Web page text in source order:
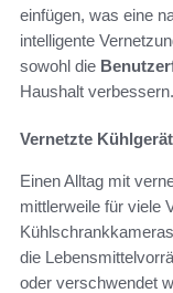
einfügen, was eine
intelligente
sowohl die
Haushalt verbessern.
Vernetzte
Einen Alltag mit
mittlerweile für viele
die
oder verschwendet